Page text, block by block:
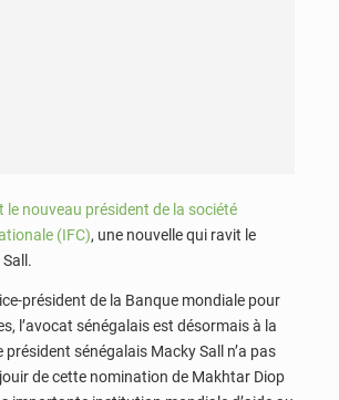
le nouveau président de la société
(IFC), une nouvelle qui ravit le
président de la Banque mondiale pour
l’avocat sénégalais est désormais à la
président sénégalais Macky Sall n’a pas
de cette nomination de Makhtar Diop